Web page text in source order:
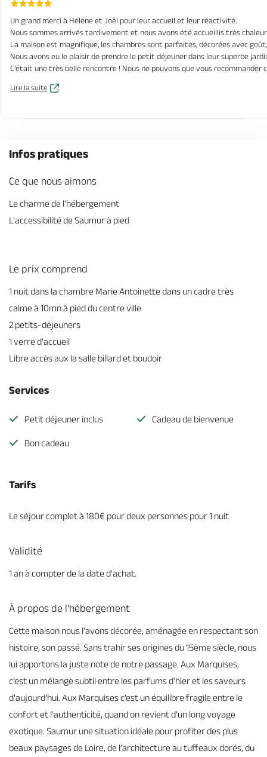
Un grand merci à Hélène et Joël pour leur accueil et leur réactivité.
Nous sommes arrivés tardivement et nous avons été accueillis très
La maison est magnifique, les chambres sont parfaites, décorées avec
Nous avons eu le plaisir de prendre le petit déjeuner dans leur superbe
C’était une très belle rencontre ! Nous ne pouvons que vous recommander
Lire la suite
Infos pratiques
Ce que nous aimons
Le charme de l'hébergement
L'accessibilité de Saumur à pied
Le prix comprend
1 nuit dans la chambre Marie Antoinette dans un cadre très
calme à 10mn à pied du centre ville
2 petits-déjeuners
1 verre d'accueil
Libre accès aux la salle billard et boudoir
Services
Petit déjeuner inclus Cadeau de bienvenue
Bon cadeau
Tarifs
Le séjour complet à 180€ pour deux personnes pour 1 nuit
Validité
1 an à compter de la date d'achat.
À propos de l'hébergement
Cette maison nous l’avons décorée, aménagée en respectant son
histoire, son passé. Sans trahir ses origines du 15ème siècle, nous
lui apportons la juste note de notre passage. Aux Marquises,
c’est un mélange subtil entre les parfums d’hier et les saveurs
d’aujourd’hui. Aux Marquises c’est un équilibre fragile entre le
confort et l’authenticité, quand on revient d’un long voyage
exotique. Saumur une situation idéale pour profiter des plus
beaux paysages de Loire, de l’architecture au tuffeaux dorés, du